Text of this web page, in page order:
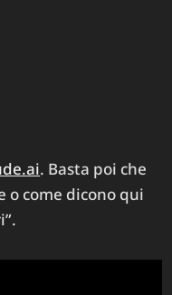
. Basta poi che
o come dicono qui